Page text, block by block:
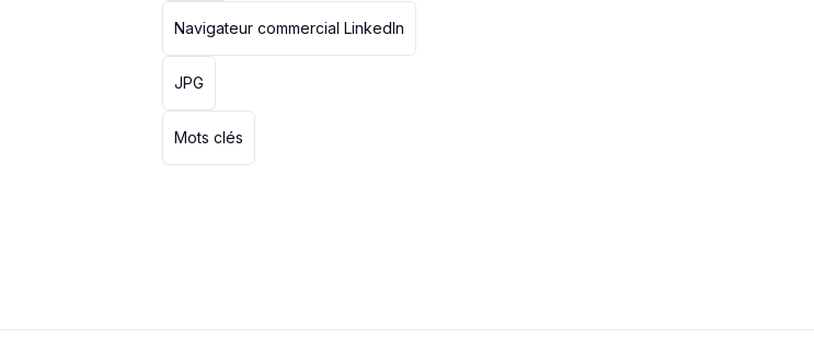
Navigateur commercial LinkedIn
JPG
Mots clés